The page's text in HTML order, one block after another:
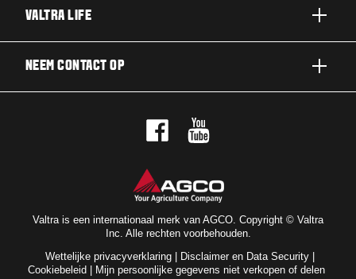
N SERIE
VALTRA UNLIMITED
VALTRA TRACTOREN
VALTRA LIFE
VALTRA SHOP
NEEM CONTACT OP
Valtra is een internationaal merk van AGCO. Copyright © Valtra
Inc. Alle rechten voorbehouden.
Wettelijke privacyverklaring| Disclaimer en Data Security|
Cookiebeleid
Mijn persoonlijke gegevens niet verkopen of delen